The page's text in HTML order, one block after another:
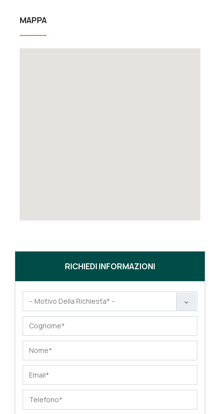
MAPPA
RICHIEDI INFORMAZIONI